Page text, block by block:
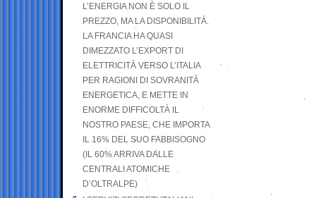
L’ENERGIA NON È SOLO IL
PREZZO, MA LA DISPONIBILITÀ.
LA FRANCIA HA QUASI
DIMEZZATO L’EXPORT DI
ELETTRICITÀ VERSO L’ITALIA
PER RAGIONI DI SOVRANITÀ
ENERGETICA, E METTE IN
ENORME DIFFICOLTÀ IL
NOSTRO PAESE, CHE IMPORTA
IL 16% DEL SUO FABBISOGNO
(IL 60% ARRIVA DALLE
CENTRALI ATOMICHE
D’OLTRALPE)